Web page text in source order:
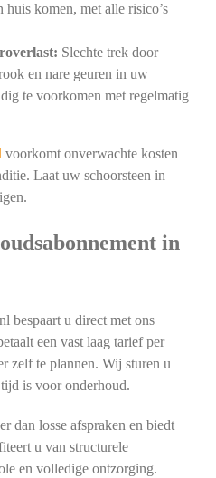
huis komen, met alle risico’s
Slechte trek door
en nare geuren in uw
te voorkomen met regelmatig
voorkomt onverwachte kosten
Laat uw schoorsteen in
in
bespaart u direct met ons
een vast laag tarief per
zelf te plannen. Wij sturen u
is voor onderhoud.
dan losse afspraken en biedt
u van structurele
en volledige ontzorging.